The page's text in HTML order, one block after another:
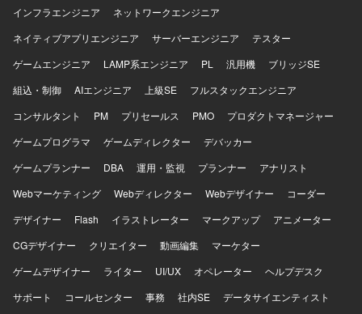
インフラエンジニア
ネットワークエンジニア
ネイティブアプリエンジニア
サーバーエンジニア
テスター
ゲームエンジニア
LAMP系エンジニア PL 汎用機
ブリッジSE
組込・制御
AIエンジニア 上級SE
フルスタックエンジニア
コンサルタント
PM プリセールス PMO
プロダクトマネージャー
ゲームプログラマ
ゲームディレクター
デバッカー
ゲームプランナー
DBA 運用・監視 プランナー
アナリスト
Webマーケティング
Webディレクター Webデザイナー
コーダー
デザイナー
Flash イラストレーター マークアップ
アニメーター
CGデザイナー
クリエイター 動画編集
マーケター
ゲームデザイナー
ライター UI/UX オペレーター
ヘルプデスク
サポート
コールセンター 事務 社内SE
データサイエンティスト